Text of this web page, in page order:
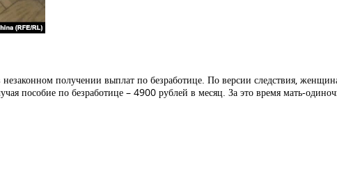
получении выплат по безработице. По версии следствия,
пособие по безработице – 4900 рублей в месяц. За это время мать-